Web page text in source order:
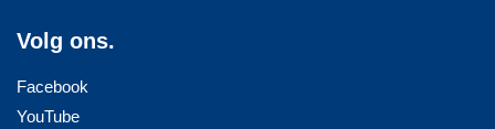
Volg ons.
Facebook
YouTube